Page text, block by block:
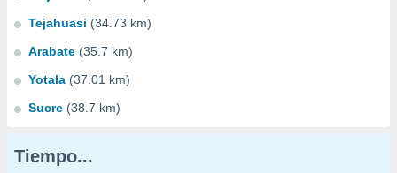
Tejahuasi (34.73 km)
Arabate (35.7 km)
Yotala (37.01 km)
Sucre (38.7 km)
Tiempo...